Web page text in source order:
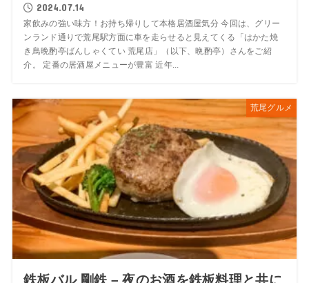
2024.07.14
家飲みの強い味方！お持ち帰りして本格居酒屋気分 今回は、グリー
ンランド通りで荒尾駅方面に車を走らせると見えてくる「はかた焼
き鳥晩酌亭ばんしゃくてい 荒尾店」（以下、晩酌亭）さんをご紹
介。 定番の居酒屋メニューが豊富 近年...
荒尾グルメ
鉄板バル 剛鉄 – 夜のお酒を鉄板料理と共に